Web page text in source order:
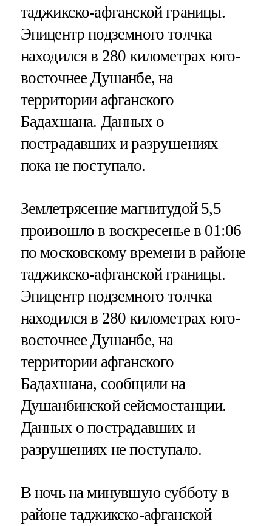
таджикско-афганской границы.
Эпицентр подземного толчка
находился в 280 километрах юго-
восточнее Душанбе, на
территории афганского
Бадахшана. Данных о
пострадавших и разрушениях
пока не поступало.
Землетрясение магнитудой 5,5
произошло в воскресенье в 01:06
по московскому времени в районе
таджикско-афганской границы.
Эпицентр подземного толчка
находился в 280 километрах юго-
восточнее Душанбе, на
территории афганского
Бадахшана, сообщили на
Душанбинской сейсмостанции.
Данных о пострадавших и
разрушениях не поступало.
В ночь на минувшую субботу в
районе таджикско-афганской